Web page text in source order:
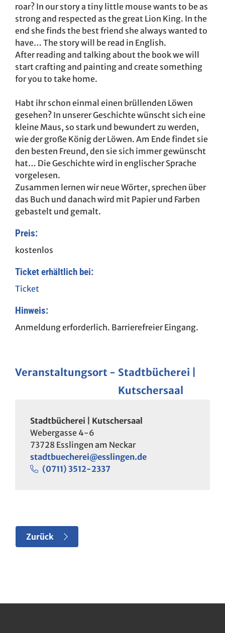
roar? In our story a tiny little mouse wants to be as
strong and respected as the great Lion King. In the
end she finds the best friend she always wanted to
have… The story will be read in English.
After reading and talking about the book we will
start crafting and painting and create something
for you to take home.
Habt ihr schon einmal einen brüllenden Löwen
gesehen? In unserer Geschichte wünscht sich eine
kleine Maus, so stark und bewundert zu werden,
wie der große König der Löwen. Am Ende findet sie
den besten Freund, den sie sich immer gewünscht
hat… Die Geschichte wird in englischer Sprache
vorgelesen.
Zusammen lernen wir neue Wörter, sprechen über
das Buch und danach wird mit Papier und Farben
gebastelt und gemalt.
Preis:
kostenlos
Ticket erhältlich bei:
Ticket
Hinweis:
Anmeldung erforderlich. Barrierefreier Eingang.
Veranstaltungsort
Stadtbücherei |
Kutschersaal
Stadtbücherei | Kutschersaal
Webergasse 4-6
73728 Esslingen am Neckar
stadtbuecherei@esslingen.de
(0711) 3512-2337
Zurück